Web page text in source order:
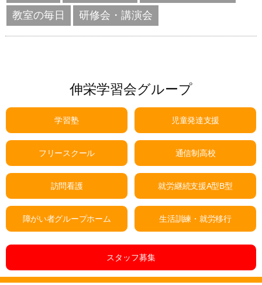
教室の毎日
研修会・講演会
伸栄学習会グループ
学習塾 児童発達支援
フリースクール 通信制高校
訪問看護 就労継続支援A型B型
障がい者グループホーム 生活訓練・就労移行
スタッフ募集